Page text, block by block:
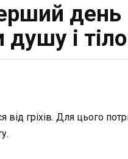
день
і тіло
від гріхів. Для цього